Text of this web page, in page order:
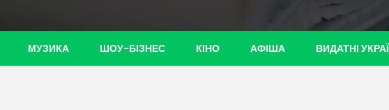
МУЗИКА ШОУ-БІЗНЕС КІНО АФІША ВИДАТНІ